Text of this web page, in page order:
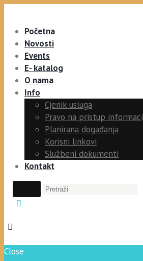
Početna
Novosti
Events
E- katalog
O nama
Info
Cjenik usluga
Pravo na pristup
Planirana događanja
Korisni linkovi
Službeni dokumenti
Kontakt
Close